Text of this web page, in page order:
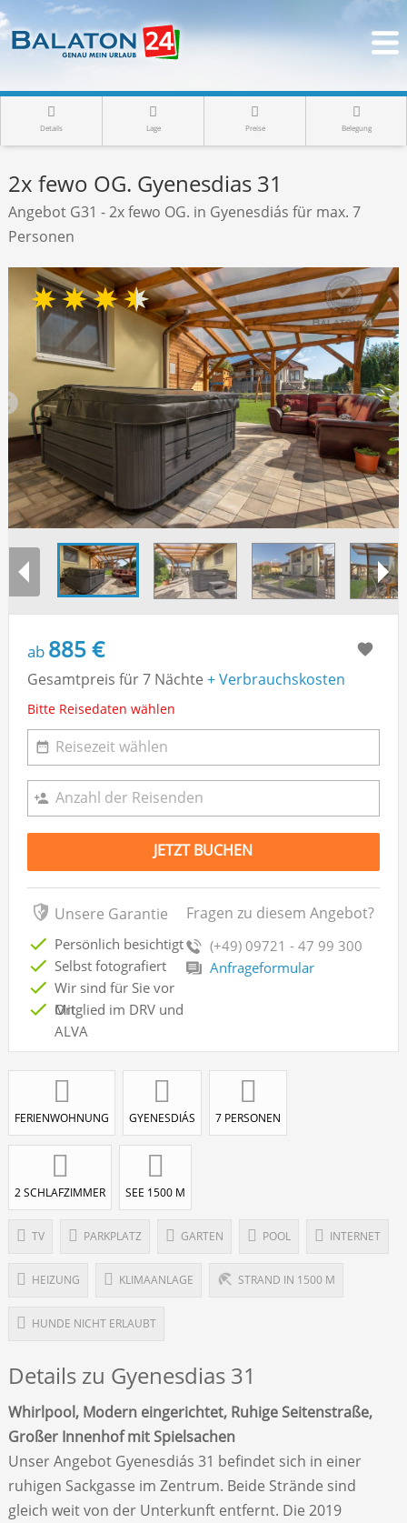
Details Lage Preise Belegung
2x fewo OG. Gyenesdias 31
Angebot G31 - 2x fewo OG. in Gyenesdiás für max. 7
Personen
ab 885 €
Gesamtpreis für 7 Nächte + Verbrauchskosten
Bitte Reisedaten wählen
JETZT BUCHEN
Unsere Garantie
Persönlich besichtigt
Selbst fotografiert
Wir sind für Sie vor
Ort
Mitglied im DRV und
ALVA
Fragen zu diesem Angebot?
(+49) 09721 - 47 99 300
Anfrageformular
FERIENWOHNUNG GYENESDIÁS 7 PERSONEN
2 SCHLAFZIMMER SEE 1500 M
TV PARKPLATZ GARTEN POOL INTERNET
HEIZUNG KLIMAANLAGE STRAND IN 1500 M
HUNDE NICHT ERLAUBT
Details zu Gyenesdias 31
Whirlpool, Modern eingerichtet, Ruhige Seitenstraße,
Großer Innenhof mit Spielsachen
Unser Angebot Gyenesdiás 31 befindet sich in einer
ruhigen Sackgasse im Zentrum. Beide Strände sind
gleich weit von der Unterkunft entfernt. Die 2019